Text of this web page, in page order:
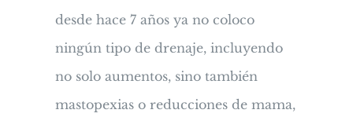
desde hace 7 años ya no coloco
ningún tipo de drenaje, incluyendo
no solo aumentos, sino también
mastopexias o reducciones de mama,